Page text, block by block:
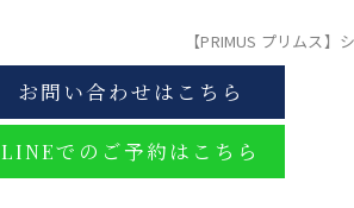
【PRIMUS プリムス
お問い合わせはこちら
LINEでのご予約はこちら